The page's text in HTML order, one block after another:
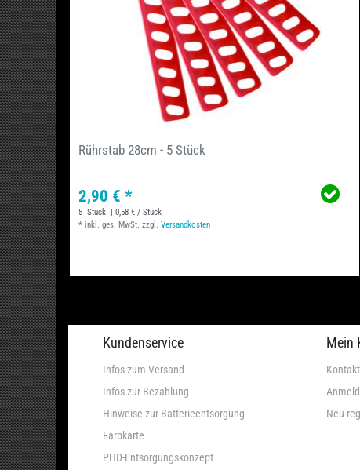
Rührstab 28cm - 5 Stück
2,90 € *
5 Stück | 0,58 € / Stück
*inkl. ges. MwSt. zzgl.Versandkosten
Kundenservice
Infos zum Versand
Infos zur Bezahlung
Hinweise zur Batterieentsorgung
Farbkarte
PHD-Entsorgungskonzept
Mein
Kontakt
Neu